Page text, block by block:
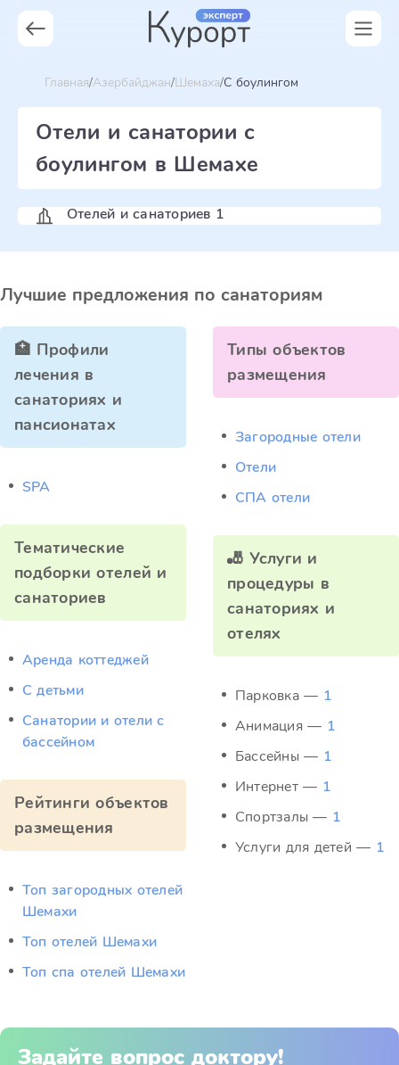
Главная Азербайджан Шемаха С боулингом
Отели и санатории с
боулингом в Шемахе
Отелей и санаториев 1
Лучшие предложения по санаториям
🏥 Профили
лечения в
санаториях и
пансионатах
SPA
Тематические
подборки отелей и
санаториев
Аренда коттеджей
С детьми
Санатории и отели с
бассейном
Рейтинги объектов
размещения
Топ загородных отелей
Шемахи
Топ отелей Шемахи
Топ спа отелей Шемахи
Типы объектов
размещения
Загородные отели
Отели
СПА отели
🎳 Услуги и
процедуры в
санаториях и
отелях
Парковка — 1
Анимация — 1
Бассейны — 1
Интернет — 1
Спортзалы — 1
Услуги для детей — 1
Задайте вопрос доктору!